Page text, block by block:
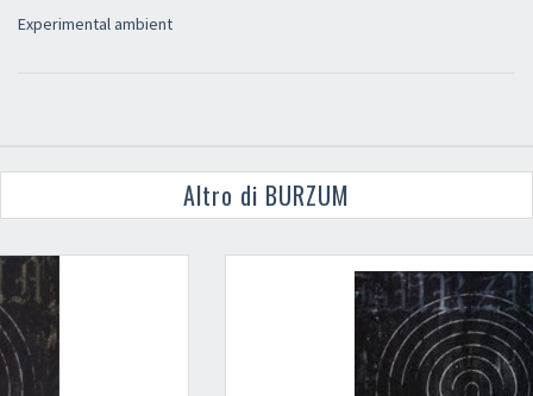
Experimental ambient
Altro di BURZUM